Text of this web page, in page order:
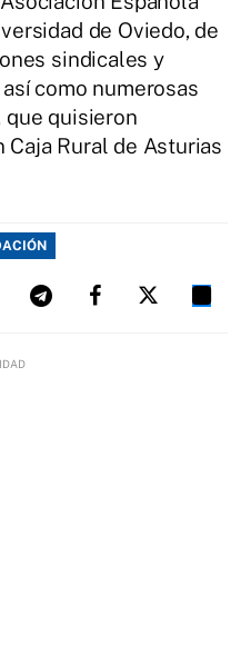
de Oviedo, de
sindicales y
como numerosas
que quisieron
Caja Rural de Asturias